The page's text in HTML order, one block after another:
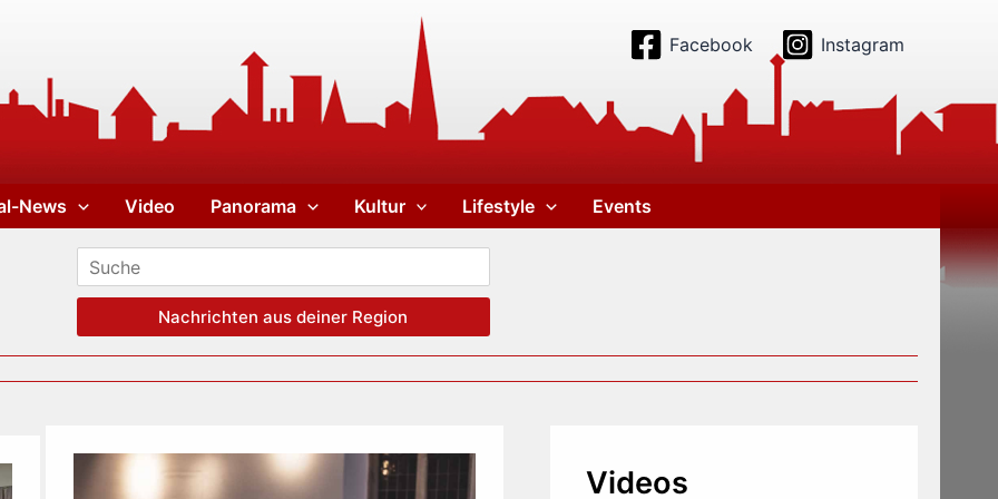
Facebook Instagram
News Video Panorama Kultur Lifestyle Events
Nachrichten aus deiner Region
Videos